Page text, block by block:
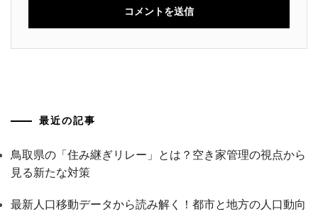
最近の記事
鳥取県の「住み継ぎリレー」とは？空き家管理の視点から
見る新たな対策
最新人口移動データから読み解く！都市と地方の人口動向